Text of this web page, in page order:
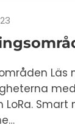
Läs
LoRa. Smart